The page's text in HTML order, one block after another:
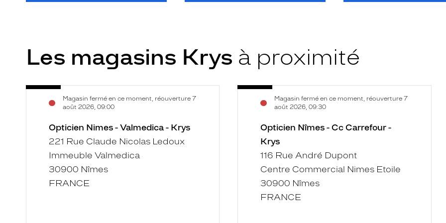
Les magasins Krys à proximité
Opticien
Nimes
Valmedica
Magasin fermé en ce moment, réouverture 7
août 2026, 09:00
Voir
Opticien Nimes - Valmedica - Krys
221 Rue Claude Nicolas Ledoux
Immeuble Valmedica
30900 Nîmes
FRANCE
Opticien
Nîmes
Carrefour
Magasin fermé en ce moment, réouverture 7
août 2026, 09:30
Voir
Opticien Nîmes - Cc Carrefour -
Krys
116 Rue André Dupont
Centre Commercial Nimes Etoile
30900 Nîmes
FRANCE